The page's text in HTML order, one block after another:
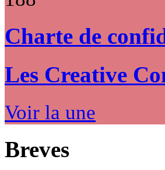
Charte de
Les Creative
Voir la une
Breves